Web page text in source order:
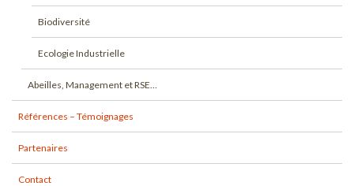
Biodiversité
Ecologie Industrielle
Abeilles, Management et RSE…
Références – Témoignages
Partenaires
Contact